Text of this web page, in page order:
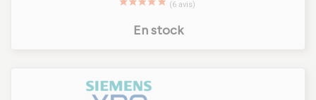
M9R 724
En stock